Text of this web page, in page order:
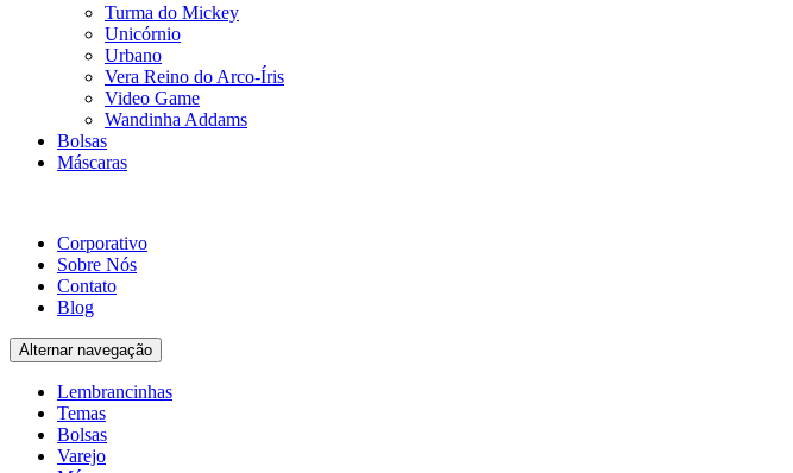
Turma do Mickey
Unicórnio
Urbano
Vera Reino do Arco-Íris
Video Game
Wandinha Addams
Bolsas
Máscaras
Corporativo
Sobre Nós
Contato
Blog
Alternar navegação
Lembrancinhas
Temas
Bolsas
Varejo